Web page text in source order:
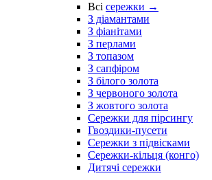
Всі сережки →
З діамантами
З фіанітами
З перлами
З топазом
З сапфіром
З білого золота
З червоного золота
З жовтого золота
Сережки для пірсингу
Гвоздики-пусети
Сережки з підвісками
Сережки-кільця (конго)
Дитячі сережки